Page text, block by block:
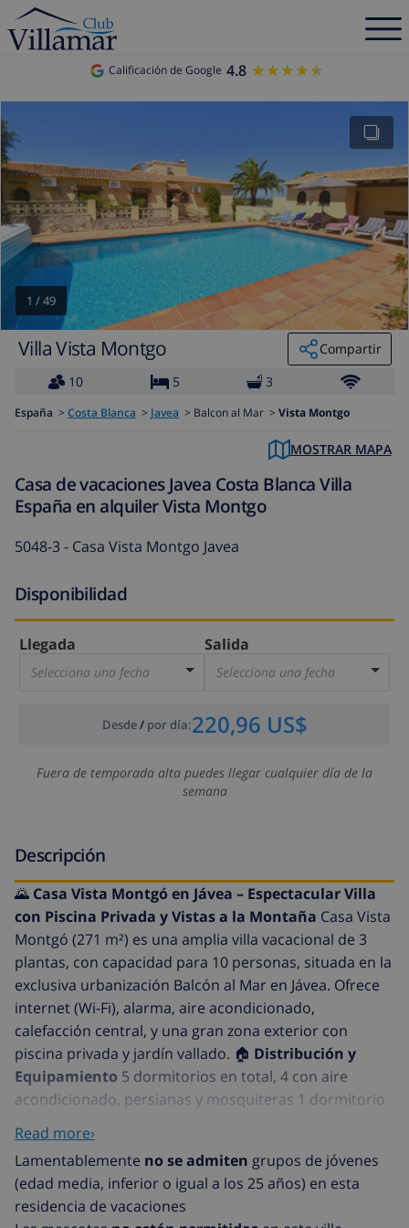
Calificación de Google 4.8 ★★★★★
★★★★★
1 /49
Villa Vista Montgo
Compartir
10
5 3
España > Costa Blanca > Javea > Balcon al Mar > Vista Montgo
MOSTRAR MAPA
Casa de vacaciones Javea Costa Blanca Villa
España en alquiler Vista Montgo
5048-3 - Casa Vista Montgo Javea
Disponibilidad
Llegada
Selecciona una fecha
Salida
Selecciona una fecha
Desde/ por día:220,96 US$
Fuera de temporada alta puedes llegar cualquier día de la
semana
Descripción
🌄 Casa Vista Montgó en Jávea – Espectacular Villa
con Piscina Privada y Vistas a la Montaña Casa Vista
Montgó (271 m²) es una amplia villa vacacional de 3
plantas, con capacidad para 10 personas, situada en la
exclusiva urbanización Balcón al Mar en Jávea. Ofrece
internet (Wi-Fi), alarma, aire acondicionado,
calefacción central, y una gran zona exterior con
piscina privada y jardín vallado. 🏠 Distribución y
Equipamiento 5 dormitorios en total, 4 con aire
acondicionado, persianas y mosquiteras 1 dormitorio
con baño en suite, situado en la planta baja, con
entrada independiente desde el exterior 3 dormitorios
en la primera planta 1 dormitorio adicional en la
segunda planta, con entrada independiente, ventilador
y terraza privada con asientos y vistas a las montañas
Read more›
Lamentablemente no se admiten grupos de jóvenes
(edad media, inferior o igual a los 25 años) en esta
residencia de vacaciones